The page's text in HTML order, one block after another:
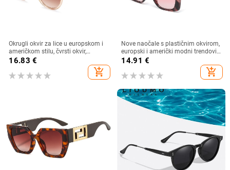
Okrugli okvir za lice u europskom i
američkom stilu, čvrsti okvir,
moderne retro okrugle metalne
naočale
16.83 €
add_shopping_cart
Nove naočale s plastičnim okvirom,
europski i američki modni trendovi
s velikim okvirom, sunčane naočale
14.91 €
add_shopping_cart